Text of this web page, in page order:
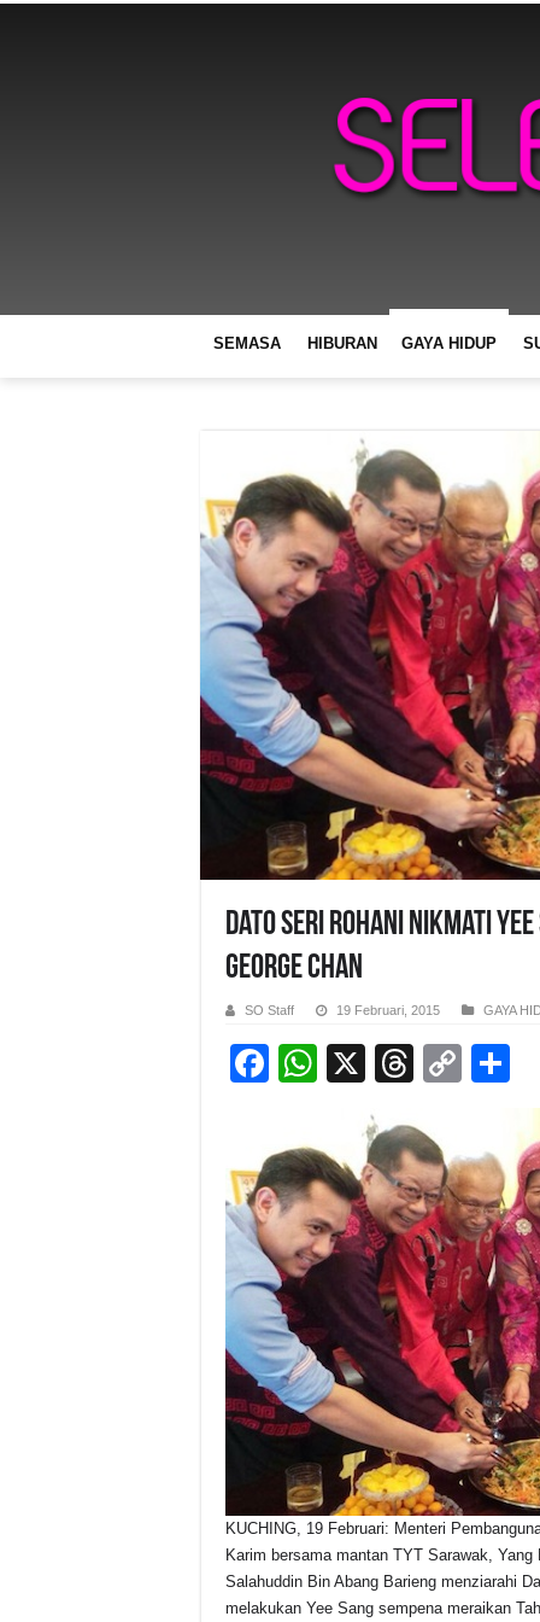
SEMASA HIBURAN GAYA HIDUP
Dato Seri Rohani Nikmati
George Chan
SO Staff 19 Februari, 2015 GAYA
F
c
e
b
o
o
k
W
at
s
A
p
X
T
e
a
d
s
C
y
Li
n
k
e
KUCHING, 19 Februari: Menteri
Karim bersama mantan TYT Sarawak,
Salahuddin Bin Abang Barieng menziarahi
melakukan Yee Sang sempena meraikan